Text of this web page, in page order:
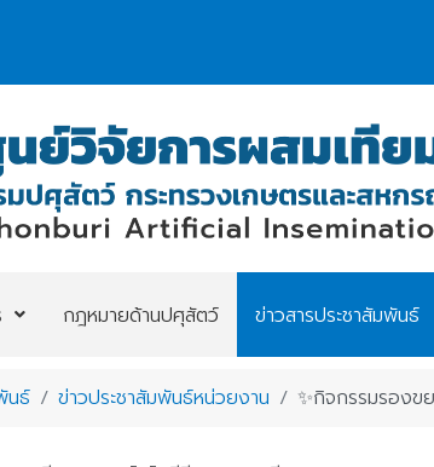
กฎหมายด้านปศุสัตว์ ข่าวสารประชาสัมพันธ์
นธ์ ข่าวประชาสัมพันธ์หน่วยงาน ✨️กิจกรรมรองข